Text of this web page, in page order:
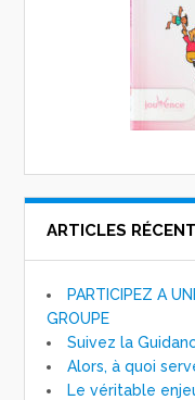
ARTICLES
PARTICIPEZ A
GROUPE
Suivez la
Alors, à quoi
Le véritable